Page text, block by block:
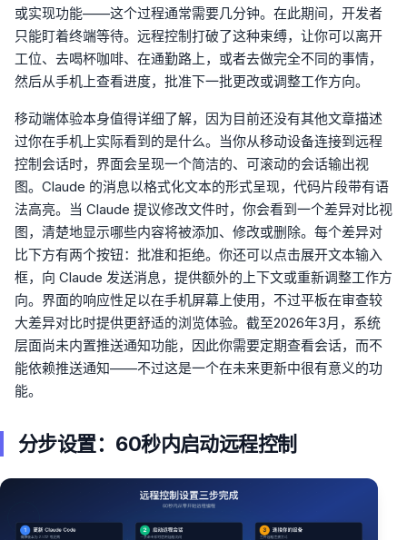
或实现功能——这个过程通常需要几分钟。在此期间，开发者
只能盯着终端等待。远程控制打破了这种束缚，让你可以离开
工位、去喝杯咖啡、在通勤路上，或者去做完全不同的事情，
然后从手机上查看进度，批准下一批更改或调整工作方向。
移动端体验本身值得详细了解，因为目前还没有其他文章描述
过你在手机上实际看到的是什么。当你从移动设备连接到远程
控制会话时，界面会呈现一个简洁的、可滚动的会话输出视
图。Claude 的消息以格式化文本的形式呈现，代码片段带有语
法高亮。当 Claude 提议修改文件时，你会看到一个差异对比视
图，清楚地显示哪些内容将被添加、修改或删除。每个差异对
比下方有两个按钮：批准和拒绝。你还可以点击展开文本输入
框，向 Claude 发送消息，提供额外的上下文或重新调整工作方
向。界面的响应性足以在手机屏幕上使用，不过平板在审查较
大差异对比时提供更舒适的浏览体验。截至2026年3月，系统
层面尚未内置推送通知功能，因此你需要定期查看会话，而不
能依赖推送通知——不过这是一个在未来更新中很有意义的功
能。
分步设置：60秒内启动远程控制